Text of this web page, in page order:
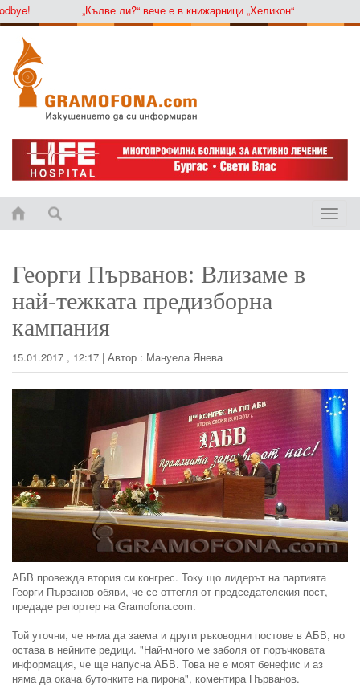
„Кълве ли?“ вече е в книжарници „Хеликон“
Toggle
Георги Първанов: Влизаме в
най-тежката предизборна
кампания
15.01.2017 , 12:17 | Автор : Мануела Янева
АБВ провежда втория си конгрес. Току що лидерът на партията
Георги Първанов обяви, че се оттегля от председателския пост,
предаде репортер на Gramofona.com.
Той уточни, че няма да заема и други ръководни постове в АБВ, но
остава в нейните редици. "Най-много ме заболя от поръчковата
информация, че ще напусна АБВ. Това не е моят бенефис и аз
няма да окача бутонките на пирона", коментира Първанов.